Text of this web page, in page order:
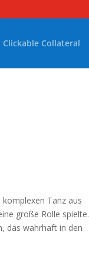
Clickable Collateral
Tanz aus
große Rolle spielte.
das wahrhaft in den